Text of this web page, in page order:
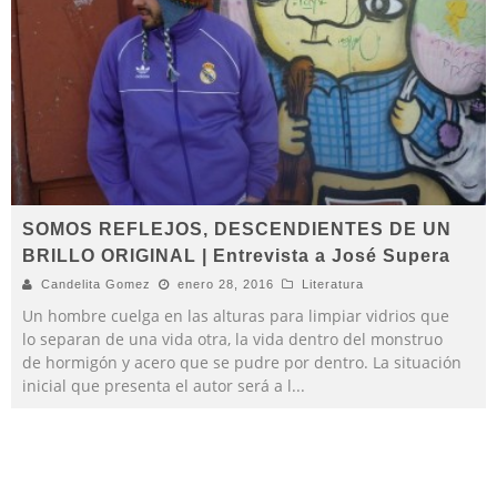
SOMOS REFLEJOS, DESCENDIENTES DE UN
BRILLO ORIGINAL | Entrevista a José Supera
Candelita Gomez enero 28, 2016 Literatura
Un hombre cuelga en las alturas para limpiar vidrios que
lo separan de una vida otra, la vida dentro del monstruo
de hormigón y acero que se pudre por dentro. La situación
inicial que presenta el autor será a l...